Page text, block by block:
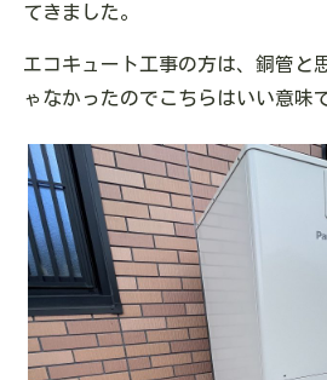
てきました。
エコキュート工事の方は、銅管と
ゃなかったのでこちらはいい意味